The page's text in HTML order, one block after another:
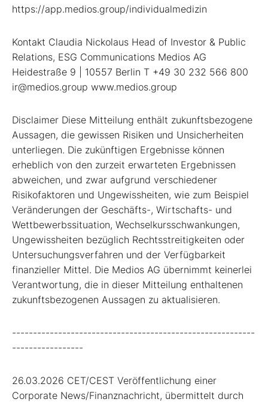
https://app.medios.group/individualmedizin
Kontakt Claudia Nickolaus Head of Investor & Public
Relations, ESG Communications Medios AG
Heidestraße 9 | 10557 Berlin T +49 30 232 566 800
ir@medios.group www.medios.group
Disclaimer Diese Mitteilung enthält zukunftsbezogene
Aussagen, die gewissen Risiken und Unsicherheiten
unterliegen. Die zukünftigen Ergebnisse können
erheblich von den zurzeit erwarteten Ergebnissen
abweichen, und zwar aufgrund verschiedener
Risikofaktoren und Ungewissheiten, wie zum Beispiel
Veränderungen der Geschäfts-, Wirtschafts- und
Wettbewerbssituation, Wechselkursschwankungen,
Ungewissheiten bezüglich Rechtsstreitigkeiten oder
Untersuchungsverfahren und der Verfügbarkeit
finanzieller Mittel. Die Medios AG übernimmt keinerlei
Verantwortung, die in dieser Mitteilung enthaltenen
zukunftsbezogenen Aussagen zu aktualisieren.
----------------------------------------------------------
-----------------
26.03.2026 CET/CEST Veröffentlichung einer
Corporate News/Finanznachricht, übermittelt durch